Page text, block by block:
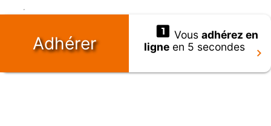
Adhérer Vousadhérez en
ligneen 5 secondes